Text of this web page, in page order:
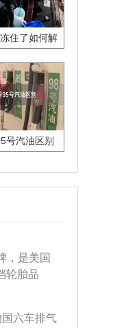
住了如何解
号汽油区别
，是美国
轮胎品
产，这
六车排气